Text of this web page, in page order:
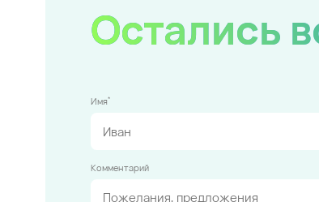
Остались
Имя*
Комментарий